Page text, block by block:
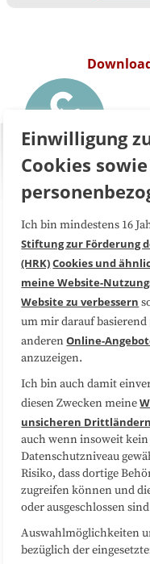
Über uns
Medienarbeit
Datenschutzerklärung
Sitemap
Folgen Sie uns
Einwilligung
Cookies
Ich bin mindestens 16
Stiftung zur Förderung
(HRK)Cookies und
meine Website-
Website zu verbessern
um mir darauf basierend
anderenOnline-
anzuzeigen.
Ich bin auch damit
diesen Zwecken meine
unsicheren Drittländern
auch wenn insoweit
Datenschutzniveau
Risiko, dass dortige
zugreifen können und
oder ausgeschlossen
Auswahlmöglichkeiten
bezüglich der